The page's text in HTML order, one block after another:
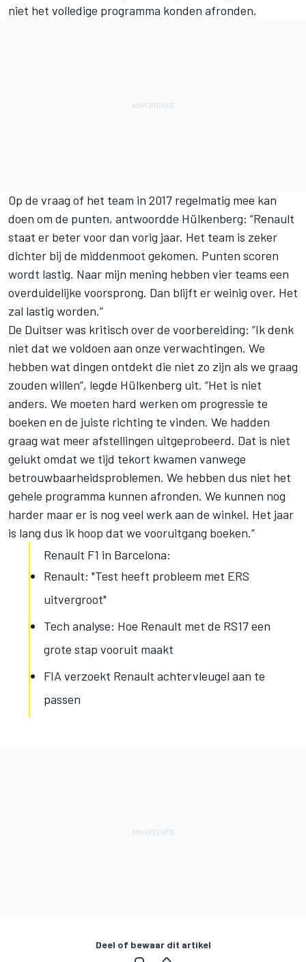
niet het volledige programma konden afronden.
Op de vraag of het team in 2017 regelmatig mee kan
doen om de punten, antwoordde Hülkenberg: “Renault
staat er beter voor dan vorig jaar. Het team is zeker
dichter bij de middenmoot gekomen. Punten scoren
wordt lastig. Naar mijn mening hebben vier teams een
overduidelijke voorsprong. Dan blijft er weinig over. Het
zal lastig worden.”
De Duitser was kritisch over de voorbereiding: “Ik denk
niet dat we voldoen aan onze verwachtingen. We
hebben wat dingen ontdekt die niet zo zijn als we graag
zouden willen”, legde Hülkenberg uit. “Het is niet
anders. We moeten hard werken om progressie te
boeken en de juiste richting te vinden. We hadden
graag wat meer afstellingen uitgeprobeerd. Dat is niet
gelukt omdat we tijd tekort kwamen vanwege
betrouwbaarheidsproblemen. We hebben dus niet het
gehele programma kunnen afronden. We kunnen nog
harder maar er is nog veel werk aan de winkel. Het jaar
is lang dus ik hoop dat we vooruitgang boeken.”
Renault F1 in Barcelona:
Renault: "Test heeft probleem met ERS
uitvergroot"
Tech analyse: Hoe Renault met de RS17 een
grote stap vooruit maakt
FIA verzoekt Renault achtervleugel aan te
passen
Deel of bewaar dit artikel